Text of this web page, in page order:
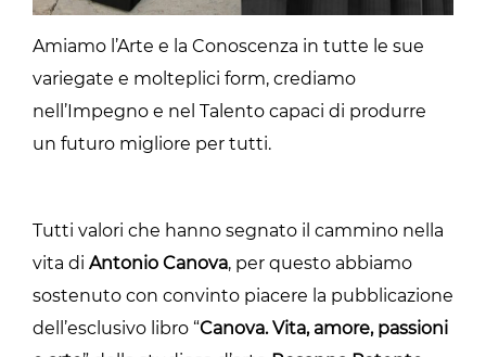
Amiamo l’Arte e la Conoscenza in tutte le sue
variegate e molteplici form, crediamo
nell’Impegno e nel Talento capaci di produrre
un futuro migliore per tutti.
Tutti valori che hanno segnato il cammino nella
vita di Antonio Canova, per questo abbiamo
sostenuto con convinto piacere la pubblicazione
dell’esclusivo libro “Canova. Vita, amore, passioni